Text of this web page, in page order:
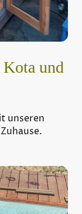
Kota und
mit unseren